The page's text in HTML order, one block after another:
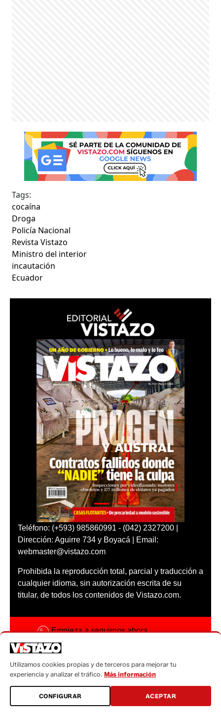
Tags:
cocaína
Droga
Policía Nacional
Revista Vistazo
Ministro del interior
incautación
Ecuador
Teléfono: (+593) 985860991 - (042) 2327200 |
Dirección: Aguirre 734 y Boyacá | Email:
webmaster@vistazo.com
Prohibida la reproducción total, parcial y traducción a
cualquier idioma, sin autorización escrita de su
titular, de todos los contenidos de Vistazo.com.
Empieza a seguirnos ahora
Código ética
Sugerencias a:
sugerencias@vistazo.com
Utilizamos cookies propias y de terceros para mejorar tu
experiencia y analizar el tráfico. Más información
CONFIGURAR ACEPTAR